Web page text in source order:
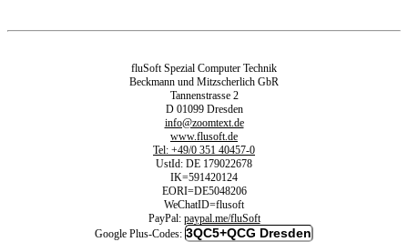
fluSoft Spezial Computer Technik
Beckmann und Mitzscherlich GbR
Tannenstrasse 2
D 01099 Dresden
info@zoomtext.de
www.flusoft.de
Tel: +49/0 351 40457-0
UstId: DE 179022678
IK=591420124
EORI=DE5048206
WeChatID=flusoft
PayPal: paypal.me/fluSoft
Google Plus-Codes: 3QC5+QCG Dresden